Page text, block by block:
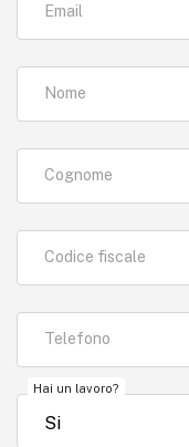
Email
Nome
Cognome
Codice fiscale
Telefono
Hai un lavoro?